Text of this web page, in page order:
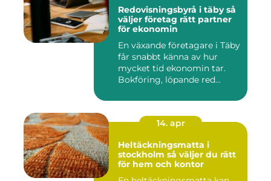
Redovisningsbyrå i täby så
väljer företag rätt partner
för ekonomin
En växande företagare i Täby
får snabbt känna av hur
mycket tid ekonomin tar.
Bokföring, löpande red...
14. apr
Heltäckningsmatta i
stockholm så väljer du rätt
för hem och kontor